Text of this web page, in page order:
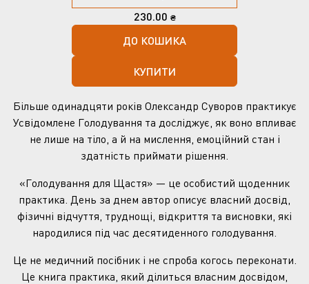
230.00 ₴
ДО КОШИКА
КУПИТИ
Більше одинадцяти років Олександр Суворов практикує
Усвідомлене Голодування та досліджує, як воно впливає
не лише на тіло, а й на мислення, емоційний стан і
здатність приймати рішення.
«Голодування для Щастя» — це особистий щоденник
практика. День за днем автор описує власний досвід,
фізичні відчуття, труднощі, відкриття та висновки, які
народилися під час десятиденного голодування.
Це не медичний посібник і не спроба когось переконати.
Це книга практика, який ділиться власним досвідом,